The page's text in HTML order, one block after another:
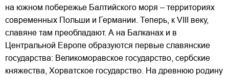
на южном побережье Балтийского моря – территориях
современных Польши и Германии. Теперь, к VIII веку,
славяне там преобладают. А на Балканах и в
Центральной Европе образуются первые славянские
государства: Великоморавское государство, сербские
княжества, Хорватское государство. На древнюю родину